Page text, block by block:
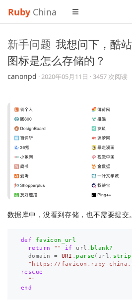
Ruby China
新手问题 我想问下，酷
图标是怎么存储的？
canonpd ·2020年05月11日 · 3457 次阅读
数据库中，没看到存储，也不需要提
def
favicon_url
return
"" if url . blank?
domain
= URI . parse ( url . strip
"https://favicon.ruby-
rescue
""
end